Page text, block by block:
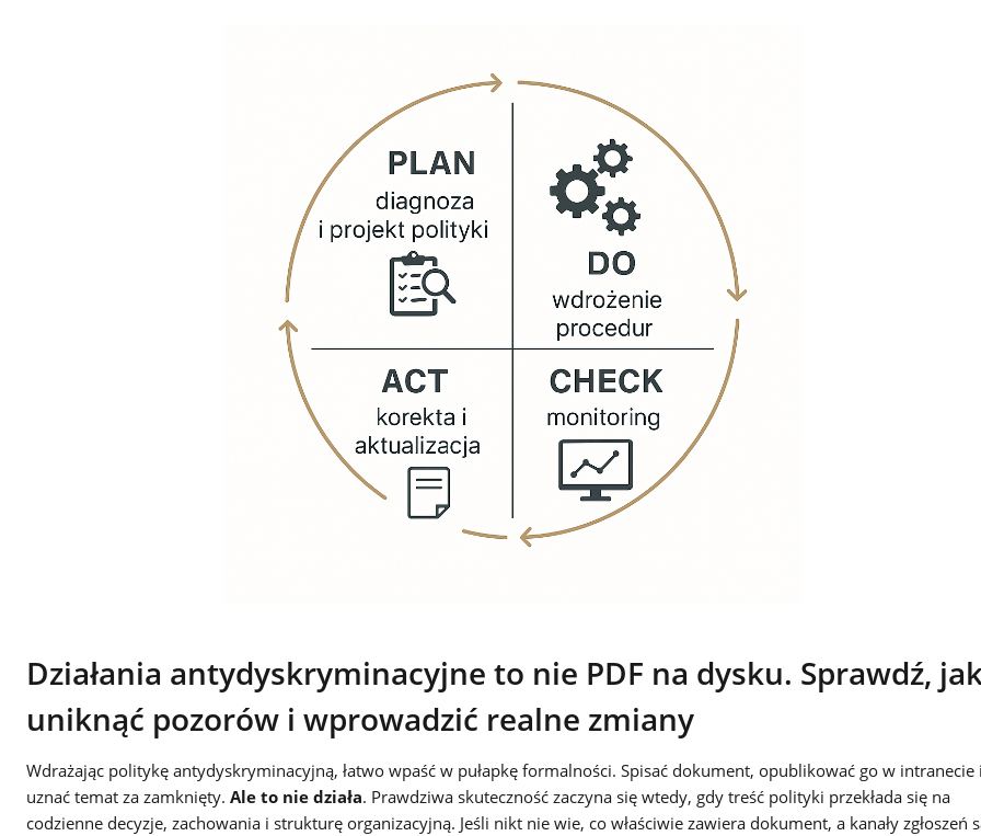
Działania antydyskryminacyjne to nie PDF na dysku. Sprawdź,
uniknąć pozorów i wprowadzić realne zmiany
Wdrażając politykę antydyskryminacyjną, łatwo wpaść w pułapkę formalności. Spisać dokument, opublikować go w
uznać temat za zamknięty. Ale to nie działa. Prawdziwa skuteczność zaczyna się wtedy, gdy treść polityki przekłada się na
codzienne decyzje, zachowania i strukturę organizacyjną. Jeśli nikt nie wie, co właściwie zawiera dokument, a kanały zgłoszeń